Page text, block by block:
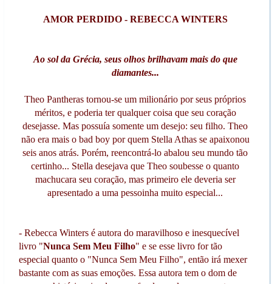
AMOR PERDIDO - REBECCA WINTERS
Ao sol da Grécia, seus olhos brilhavam mais do que
diamantes...
Theo Pantheras tornou-se um milionário por seus próprios
méritos, e poderia ter qualquer coisa que seu coração
desejasse. Mas possuía somente um desejo: seu filho. Theo
não era mais o bad boy por quem Stella Athas se apaixonou
seis anos atrás. Porém, reencontrá-lo abalou seu mundo tão
certinho... Stella desejava que Theo soubesse o quanto
machucara seu coração, mas primeiro ele deveria ser
apresentado a uma pessoinha muito especial...
- Rebecca Winters é autora do maravilhoso e inesquecível
livro "Nunca Sem Meu Filho" e se esse livro for tão
especial quanto o "Nunca Sem Meu Filho", então irá mexer
bastante com as suas emoções. Essa autora tem o dom de